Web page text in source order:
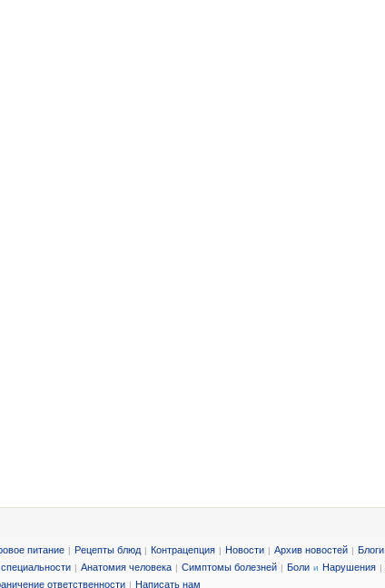
питание | Рецепты блюд | Контрацепция | Новости | Архив новостей | Блоги
| Анатомия человека | Симптомы болезней | Боли и Нарушения |
ответственности | Написать нам